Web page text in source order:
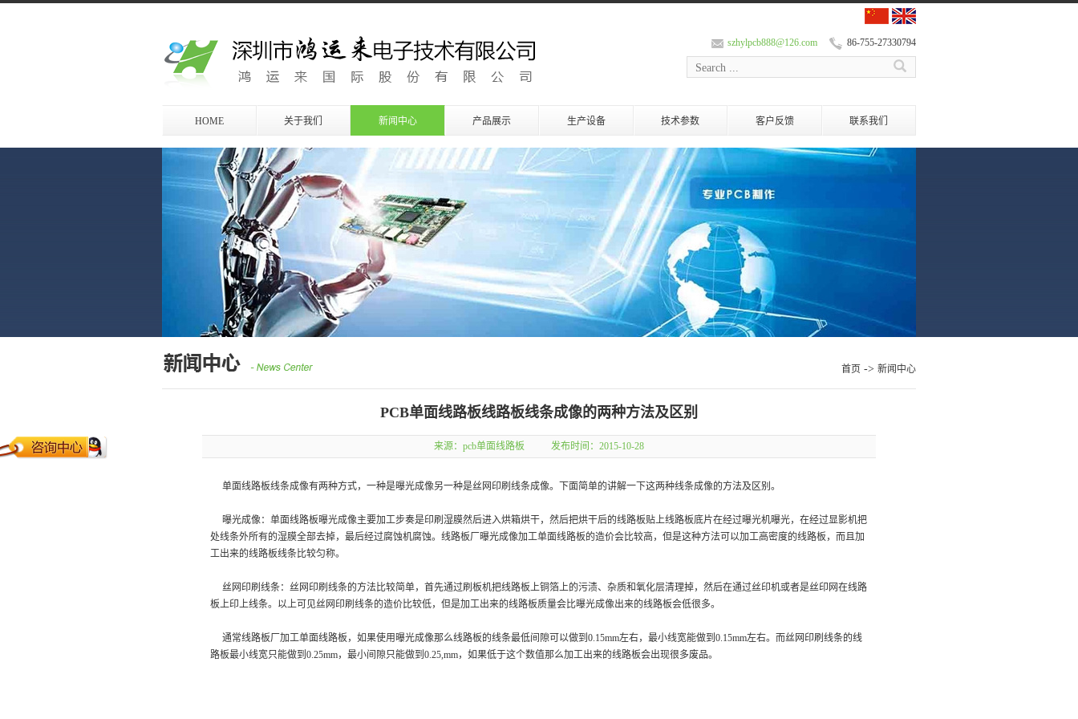
szhylpcb888@126.com 86-755-27330794
HOME 关于我们 新闻中心 产品展示 生产设备 技术参数 客户反馈 联系我们
首页 -> 新闻中心
PCB单面线路板线路板线条成像的两种方法及区别
来源： pcb单面线路板 发布时间：2015-10-28
单面线路板线条成像有两种方式，一种是曝光成像另一种是丝网印刷线条成像。下面简单的讲解一下这两种线条成像的方法及区别。
曝光成像：单面线路板曝光成像主要加工步奏是印刷湿膜然后进入烘箱烘干，然后把烘干后的线路板贴上线路板底片在经过曝光机曝光，在经过显影机把
处线条外所有的湿膜全部去掉，最后经过腐蚀机腐蚀。线路板厂曝光成像加工单面线路板的造价会比较高，但是这种方法可以加工高密度的线路板，而且加
工出来的线路板线条比较匀称。
丝网印刷线条：丝网印刷线条的方法比较简单，首先通过刷板机把线路板上铜箔上的污渍、杂质和氧化层清理掉，然后在通过丝印机或者是丝印网在线路
板上印上线条。以上可见丝网印刷线条的造价比较低，但是加工出来的线路板质量会比曝光成像出来的线路板会低很多。
通常线路板厂加工单面线路板，如果使用曝光成像那么线路板的线条最低间隙可以做到0.15mm左右，最小线宽能做到0.15mm左右。而丝网印刷线条的线
路板最小线宽只能做到0.25mm，最小间隙只能做到0.25,mm，如果低于这个数值那么加工出来的线路板会出现很多废品。